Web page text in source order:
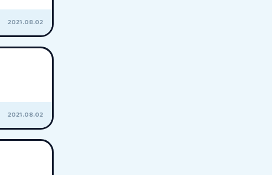
2021.08.02
2021.08.02